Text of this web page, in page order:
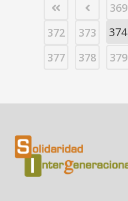
369
372
373 374
377
378 379